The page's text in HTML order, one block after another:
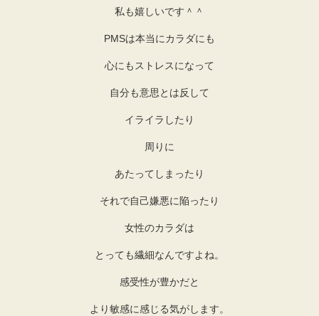
私も嬉しいです＾＾
PMSは本当にカラダにも
心にもストレスになって
自分も意思とは反して
イライラしたり
周りに
あたってしまったり
それで自己嫌悪に陥ったり
女性のカラダは
とっても繊細なんですよね。
感受性が豊かだと
より敏感に感じる気がします。